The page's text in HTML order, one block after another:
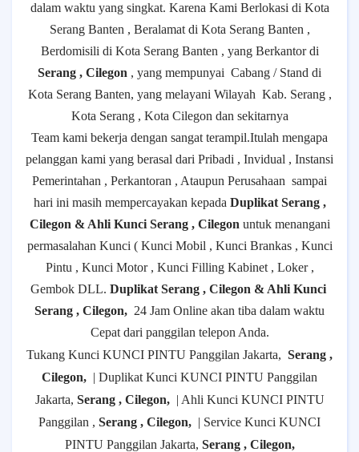
dalam waktu yang singkat. Karena Kami Berlokasi di Kota
Serang Banten , Beralamat di Kota Serang Banten ,
Berdomisili di Kota Serang Banten , yang Berkantor di
Serang , Cilegon , yang mempunyai Cabang / Stand di
Kota Serang Banten, yang melayani Wilayah Kab. Serang ,
Kota Serang , Kota Cilegon dan sekitarnya
Team kami bekerja dengan sangat terampil.Itulah mengapa
pelanggan kami yang berasal dari Pribadi , Invidual , Instansi
Pemerintahan , Perkantoran , Ataupun Perusahaan sampai
hari ini masih mempercayakan kepada Duplikat Serang ,
Cilegon & Ahli Kunci Serang , Cilegon untuk menangani
permasalahan Kunci ( Kunci Mobil , Kunci Brankas , Kunci
Pintu , Kunci Motor , Kunci Filling Kabinet , Loker ,
Gembok DLL. Duplikat Serang , Cilegon & Ahli Kunci
Serang , Cilegon, 24 Jam Online akan tiba dalam waktu
Cepat dari panggilan telepon Anda.
Tukang Kunci KUNCI PINTU Panggilan Jakarta, Serang ,
Cilegon, | Duplikat Kunci KUNCI PINTU Panggilan
Jakarta, Serang , Cilegon, | Ahli Kunci KUNCI PINTU
Panggilan , Serang , Cilegon, | Service Kunci KUNCI
PINTU Panggilan Jakarta, Serang , Cilegon,